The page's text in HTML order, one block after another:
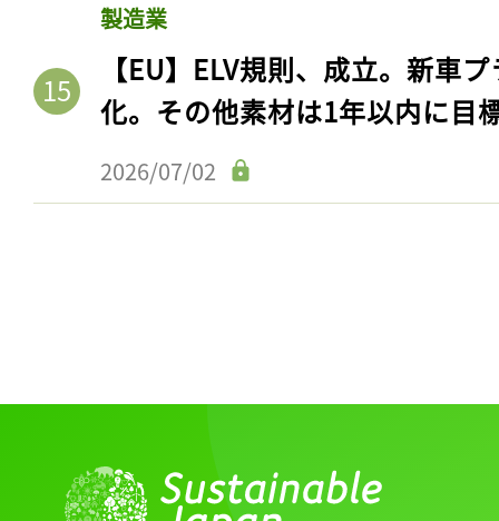
製造業
【EU】ELV規則、成立。新車
化。その他素材は1年以内に目
2026/07/02